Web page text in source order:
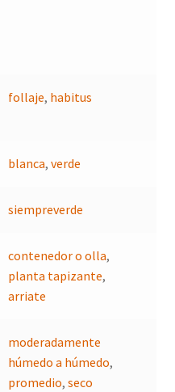
follaje, habitus
blanca,verde
siempreverde
contenedor o olla,
planta tapizante,
arriate
moderadamente
húmedo a húmedo,
promedio,seco